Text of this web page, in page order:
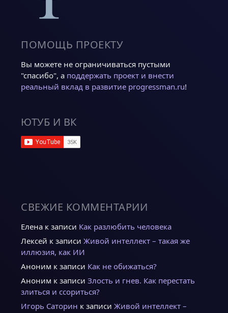
ПОМОЩЬ ПРОЕКТУ
Вы можете не ограничиваться пустыми
"спасибо", а поддержать проект и внести
реальный вклад в развитие progressman.ru!
ЮТУБ И ВК
СВЕЖИЕ КОММЕНТАРИИ
Елена к записи Как разлюбить человека
Лексей к записи Живой интеллект – такая же
иллюзия, как ИИ
Аноним к записи Как не обижаться?
Аноним к записи Злость и гнев. Как перестать
злиться и ссориться?
Игорь Саторин к записи Живой интеллект –